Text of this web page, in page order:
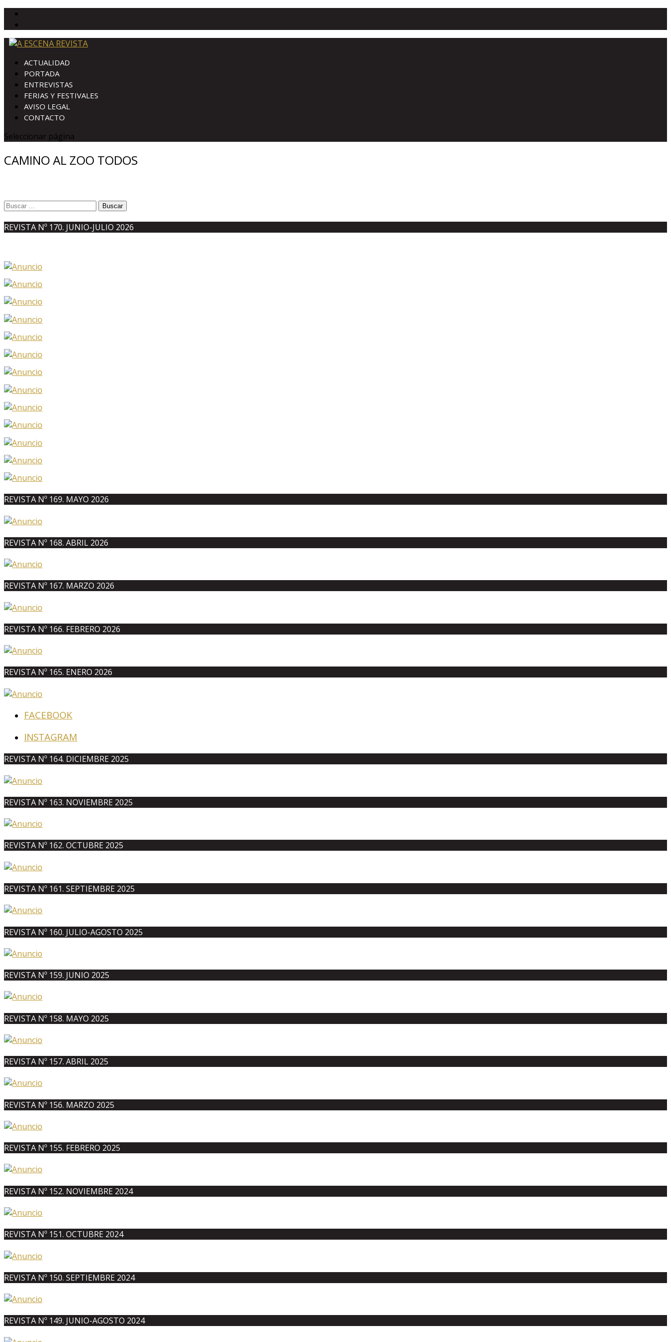
ACTUALIDAD
PORTADA
ENTREVISTAS
FERIAS Y FESTIVALES
AVISO LEGAL
CONTACTO
Seleccionar página
CAMINO AL ZOO TODOS
Buscar:
REVISTA Nº 170. JUNIO-JULIO 2026
REVISTA Nº 169. MAYO 2026
REVISTA Nº 168. ABRIL 2026
REVISTA Nº 167. MARZO 2026
REVISTA Nº 166. FEBRERO 2026
REVISTA Nº 165. ENERO 2026
FACEBOOK
INSTAGRAM
REVISTA Nº 164. DICIEMBRE 2025
REVISTA Nº 163. NOVIEMBRE 2025
REVISTA Nº 162. OCTUBRE 2025
REVISTA Nº 161. SEPTIEMBRE 2025
REVISTA Nº 160. JULIO-AGOSTO 2025
REVISTA Nº 159. JUNIO 2025
REVISTA Nº 158. MAYO 2025
REVISTA Nº 157. ABRIL 2025
REVISTA Nº 156. MARZO 2025
REVISTA Nº 155. FEBRERO 2025
REVISTA Nº 152. NOVIEMBRE 2024
REVISTA Nº 151. OCTUBRE 2024
REVISTA Nº 150. SEPTIEMBRE 2024
REVISTA Nº 149. JUNIO-AGOSTO 2024